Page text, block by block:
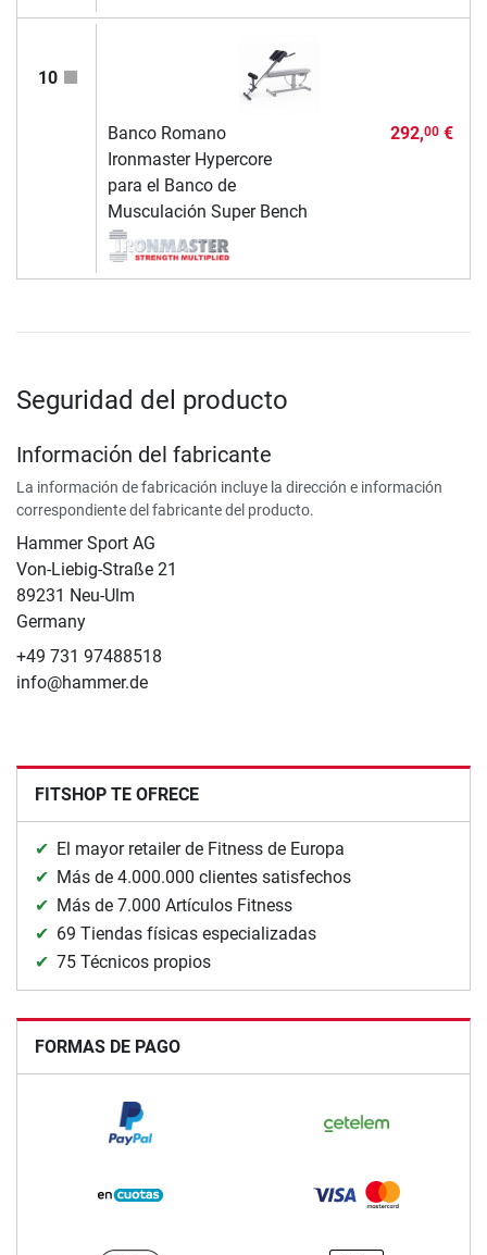
10
Banco Romano
Ironmaster Hypercore
para el Banco de
Musculación Super Bench
292,00€
Seguridad del producto
Información del fabricante
La información de fabricación incluye la dirección e información
correspondiente del fabricante del producto.
Hammer Sport AG
Von-Liebig-Straße 21
89231 Neu-Ulm
Germany
+49 731 97488518
info@hammer.de
FITSHOP TE OFRECE
El mayor retailer de Fitness de Europa
Más de 4.000.000 clientes satisfechos
Más de 7.000 Artículos Fitness
69 Tiendas físicas especializadas
75 Técnicos propios
FORMAS DE PAGO